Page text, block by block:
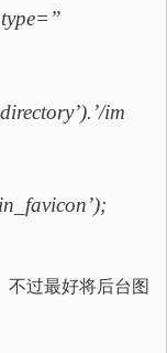
im
不过最好将后台图